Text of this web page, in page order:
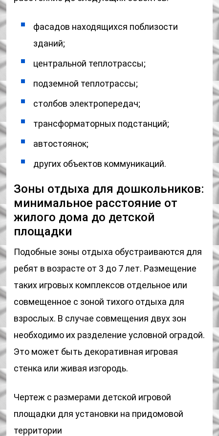
фасадов находящихся поблизости
зданий;
центральной теплотрассы;
подземной теплотрассы;
столбов электропередач;
трансформаторных подстанций;
автостоянок;
других объектов коммуникаций.
Зоны отдыха для дошкольников:
минимальное расстояние от
жилого дома до детской
площадки
Подобные зоны отдыха обустраиваются для
ребят в возрасте от 3 до 7 лет. Размещение
таких игровых комплексов отдельное или
совмещенное с зоной тихого отдыха для
взрослых. В случае совмещения двух зон
необходимо их разделение условной оградой.
Это может быть декоративная игровая
стенка или живая изгородь.
Чертеж с размерами детской игровой
площадки для установки на придомовой
территории